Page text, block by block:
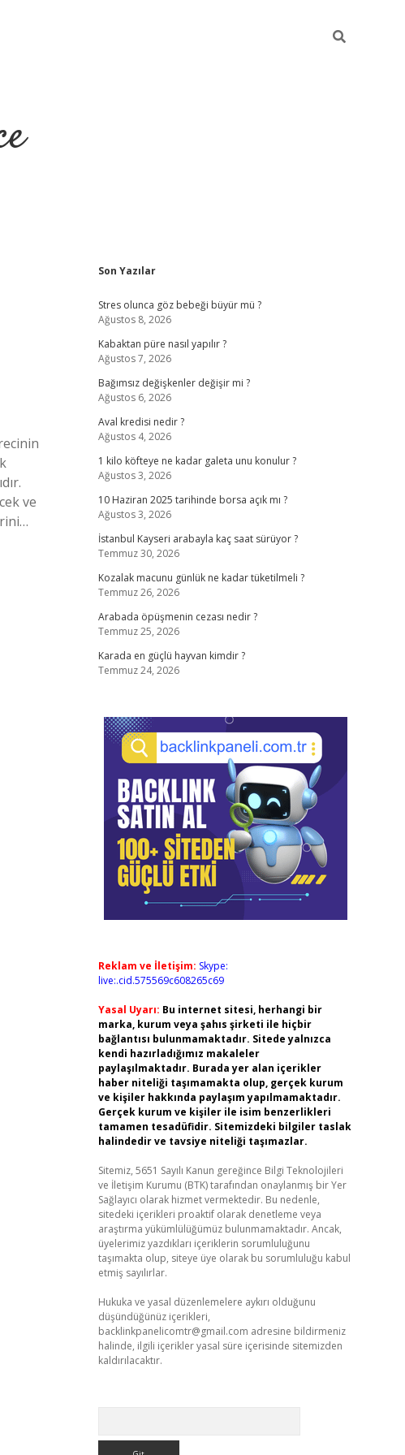
ve
Sidebar
Son Yazılar
Stres olunca göz bebeği büyür mü ?
Ağustos 8, 2026
Kabaktan püre nasıl yapılır ?
Ağustos 7, 2026
Bağımsız değişkenler değişir mi ?
Ağustos 6, 2026
Aval kredisi nedir ?
Ağustos 4, 2026
1 kilo köfteye ne kadar galeta unu konulur ?
Ağustos 3, 2026
10 Haziran 2025 tarihinde borsa açık mı ?
Ağustos 3, 2026
İstanbul Kayseri arabayla kaç saat sürüyor ?
Temmuz 30, 2026
Kozalak macunu günlük ne kadar tüketilmeli ?
Temmuz 26, 2026
Arabada öpüşmenin cezası nedir ?
Temmuz 25, 2026
Karada en güçlü hayvan kimdir ?
Temmuz 24, 2026
Reklam ve İletişim: Skype:
live:.cid.575569c608265c69
Yasal Uyarı: Bu internet sitesi, herhangi bir
marka, kurum veya şahıs şirketi ile hiçbir
bağlantısı bulunmamaktadır. Sitede yalnızca
kendi hazırladığımız makaleler
paylaşılmaktadır. Burada yer alan içerikler
haber niteliği taşımamakta olup, gerçek kurum
ve kişiler hakkında paylaşım yapılmamaktadır.
Gerçek kurum ve kişiler ile isim benzerlikleri
tamamen tesadüfidir. Sitemizdeki bilgiler taslak
halindedir ve tavsiye niteliği taşımazlar.
Sitemiz, 5651 Sayılı Kanun gereğince Bilgi Teknolojileri
ve İletişim Kurumu (BTK) tarafından onaylanmış bir Yer
Sağlayıcı olarak hizmet vermektedir. Bu nedenle,
sitedeki içerikleri proaktif olarak denetleme veya
araştırma yükümlülüğümüz bulunmamaktadır. Ancak,
üyelerimiz yazdıkları içeriklerin sorumluluğunu
taşımakta olup, siteye üye olarak bu sorumluluğu kabul
etmiş sayılırlar.
Hukuka ve yasal düzenlemelere aykırı olduğunu
düşündüğünüz içerikleri,
backlinkpanelicomtr@gmail.com adresine bildirmeniz
halinde, ilgili içerikler yasal süre içerisinde sitemizden
kaldırılacaktır.